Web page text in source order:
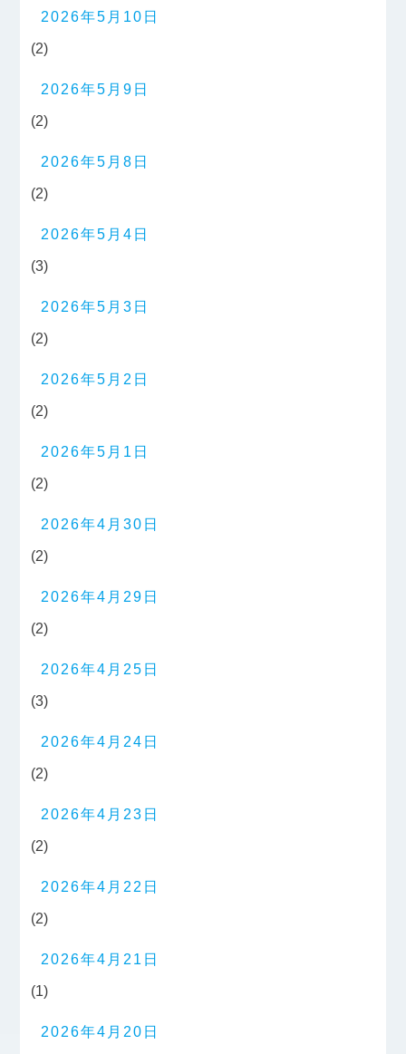
2026年5月10日
(2)
2026年5月9日
(2)
2026年5月8日
(2)
2026年5月4日
(3)
2026年5月3日
(2)
2026年5月2日
(2)
2026年5月1日
(2)
2026年4月30日
(2)
2026年4月29日
(2)
2026年4月25日
(3)
2026年4月24日
(2)
2026年4月23日
(2)
2026年4月22日
(2)
2026年4月21日
(1)
2026年4月20日